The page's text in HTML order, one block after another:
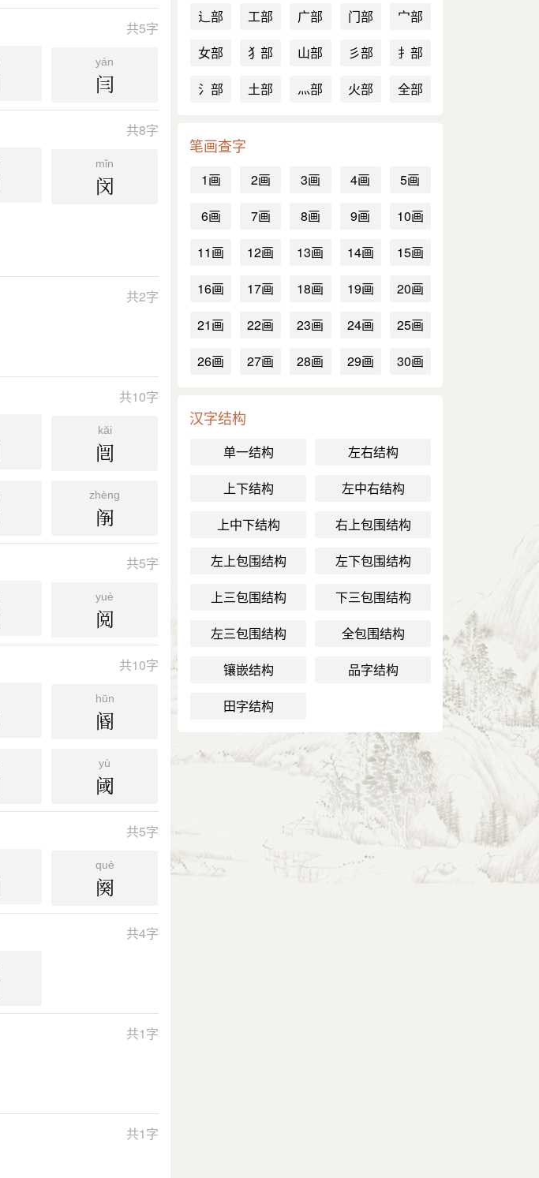
共5字
yán
闫
共8字
mǐn
闵
共2字
共10字
kǎi
闿
zhèng
䦶
共5字
yuè
阅
共10字
hūn
阍
yù
阈
共5字
què
阕
共4字
共1字
共1字
辶部
工部 广部 门部
宀部
女部
犭部 山部 彡部
扌部
氵部
土部 灬部 火部 全部
笔画查字
1画 2画 3画 4画
5画
6画
7画 8画 9画
10画
11画
12画 13画 14画
15画
16画
17画 18画 19画
20画
21画
22画 23画 24画
25画
26画
27画 28画 29画 30画
汉字结构
单一结构
左右结构
上下结构
左中右结构
上中下结构
右上包围结构
左上包围结构
左下包围结构
上三包围结构
下三包围结构
左三包围结构
全包围结构
镶嵌结构
品字结构
田字结构